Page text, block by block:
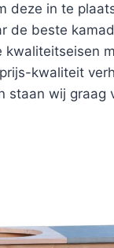
deze in te
de beste
kwaliteitseisen
kwaliteit
staan wij graag